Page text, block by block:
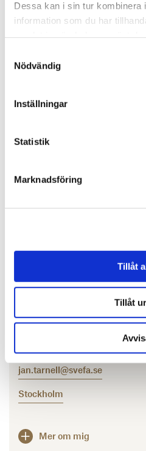
Dessa kan i sin tur kombinera
information som du har
Nödvändig
Inställningar
Statistik
Marknadsföring
Tillåt
Tillåt
Affärsområdeschef Värdering
jan.tarnell@svefa.se
Stockholm
Mer om mig